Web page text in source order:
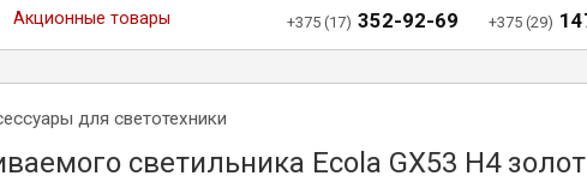
Акционные товары +375 (17) 352-92-69 +375 (29)
для светотехники
светильника Ecola GX53 H4